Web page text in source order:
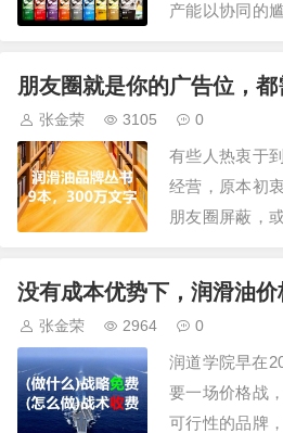
产能以协同的
由于【牛鞭效
递，层层加码
么，明明市场
短期呢？正常
件，销售不信
朋友圈就是你的广告位，
张金荣 3105 0
有些人热衷于
经营，原本初
朋友圈屏蔽，
绝佳平台，也
道，真正的朋
歪，而是聚在
是广告，所以
不能盲目的发…
没有成本优势下，润滑油价
张金荣 2964 0
润道学院早在
要一场价格战
可行性的品牌